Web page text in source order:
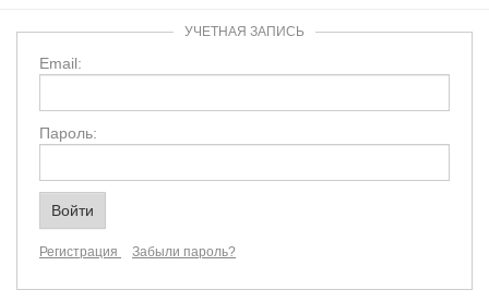
УЧЕТНАЯ ЗАПИСЬ
Email:
Пароль:
Регистрация Забыли пароль?